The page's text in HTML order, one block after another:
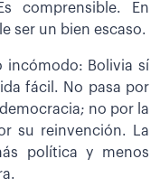
comprensible. En
ser un bien escaso.
incómodo: Bolivia sí
fácil. No pasa por
no por la
su reinvención. La
política y menos